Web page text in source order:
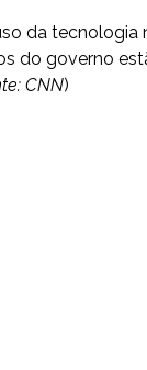
da tecnologia
do governo
CNN)